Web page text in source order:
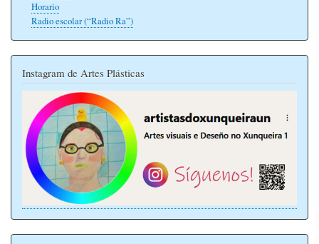
Horario
Radio escolar (“Radio Ra”)
Instagram de Artes Plásticas